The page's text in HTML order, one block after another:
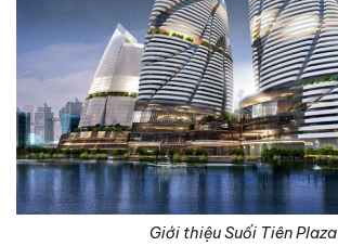
Giới thiệu Suối Tiên Plaza